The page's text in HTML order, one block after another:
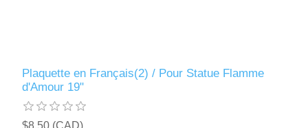
Plaquette en Français(2) / Pour Statue Flamme
d'Amour 19"
$8.50 (CAD)